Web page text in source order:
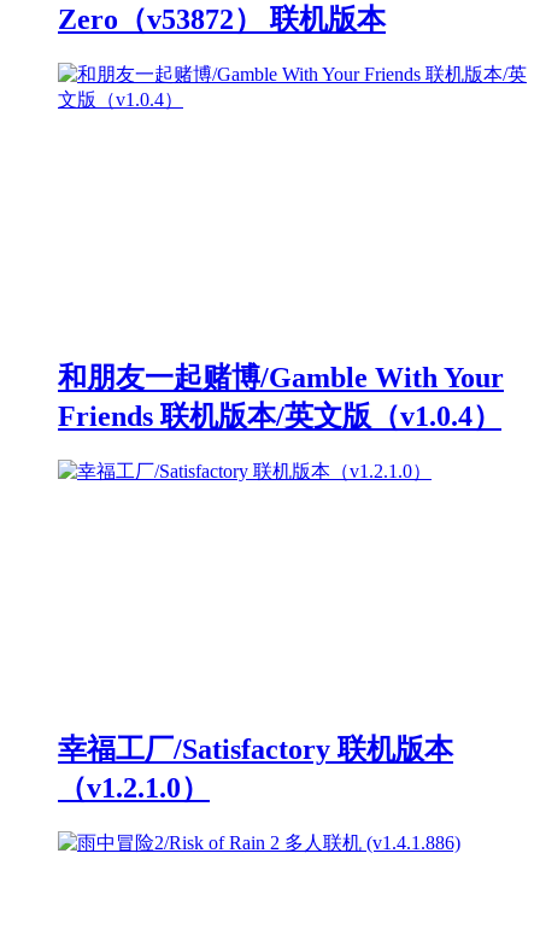
Zero（v53872） 联机版本
和朋友一起赌博/Gamble With Your
Friends 联机版本/英文版（v1.0.4）
幸福工厂/Satisfactory 联机版本
（v1.2.1.0）